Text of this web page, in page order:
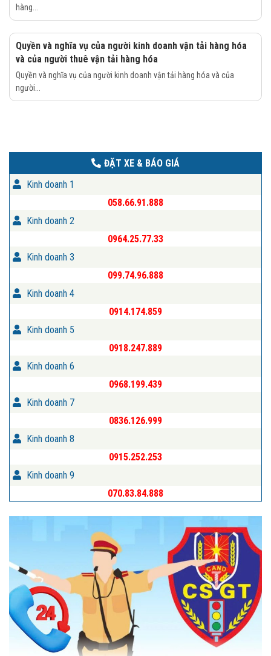
hàng...
Quyền và nghĩa vụ của người kinh doanh vận tải hàng hóa
và của người thuê vận tải hàng hóa
Quyền và nghĩa vụ của người kinh doanh vận tải hàng hóa và của
người...
ĐẶT XE & BÁO GIÁ
Kinh doanh 1
058.66.91.888
Kinh doanh 2
0964.25.77.33
Kinh doanh 3
099.74.96.888
Kinh doanh 4
0914.174.859
Kinh doanh 5
0918.247.889
Kinh doanh 6
0968.199.439
Kinh doanh 7
0836.126.999
Kinh doanh 8
0915.252.253
Kinh doanh 9
070.83.84.888